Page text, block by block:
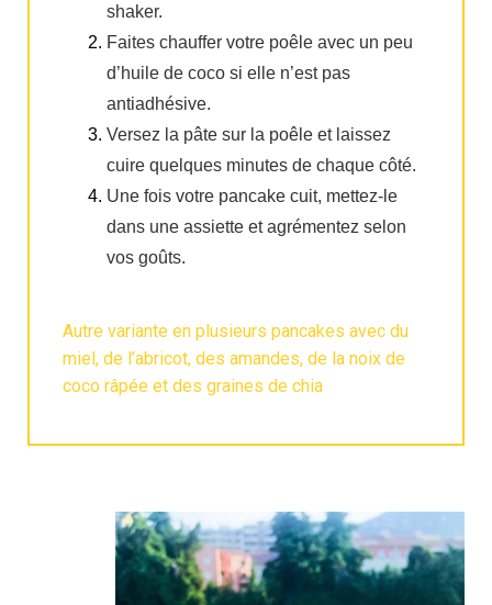
shaker.
Faites chauffer votre poêle avec un peu
d’huile de coco si elle n’est pas
antiadhésive.
Versez la pâte sur la poêle et laissez
cuire quelques minutes de chaque côté.
Une fois votre pancake cuit, mettez-le
dans une assiette et agrémentez selon
vos goûts.
Autre variante en plusieurs pancakes avec du
miel, de l’abricot, des amandes, de la noix de
coco râpée et des graines de chia